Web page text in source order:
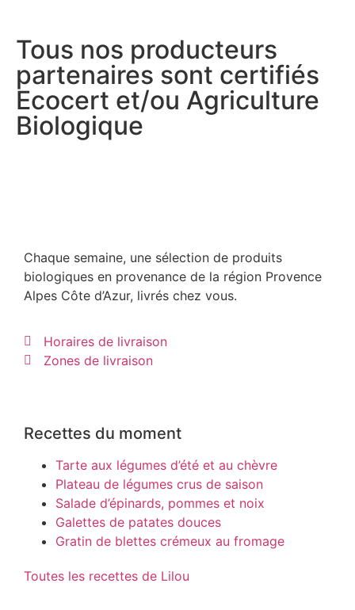
Tous nos producteurs
partenaires sont certifiés
Ecocert et/ou Agriculture
Biologique
Chaque semaine, une sélection de produits
biologiques en provenance de la région Provence
Alpes Côte d’Azur, livrés chez vous.
Horaires de livraison
Zones de livraison
Recettes du moment
Tarte aux légumes d’été et au chèvre
Plateau de légumes crus de saison
Salade d’épinards, pommes et noix
Galettes de patates douces
Gratin de blettes crémeux au fromage
Toutes les recettes de Lilou